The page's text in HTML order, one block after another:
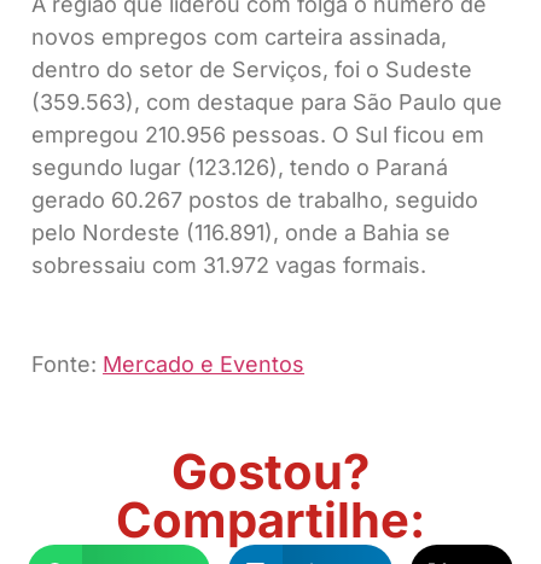
novos empregos com carteira assinada,
dentro do setor de Serviços, foi o Sudeste
(359.563), com destaque para São Paulo que
empregou 210.956 pessoas. O Sul ficou em
segundo lugar (123.126), tendo o Paraná
gerado 60.267 postos de trabalho, seguido
pelo Nordeste (116.891), onde a Bahia se
sobressaiu com 31.972 vagas formais.
Fonte: Mercado e Eventos
Gostou?
Compartilhe: